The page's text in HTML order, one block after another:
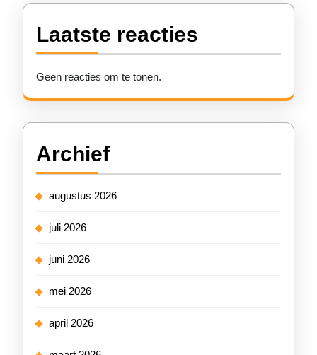
Laatste reacties
Geen reacties om te tonen.
Archief
augustus 2026
juli 2026
juni 2026
mei 2026
april 2026